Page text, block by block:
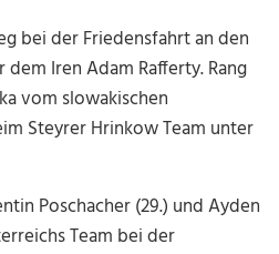
bei der Friedensfahrt an den
Iren Adam Rafferty. Rang
vom slowakischen
Steyrer Hrinkow Team unter
Poschacher (29.) und Ayden
Team bei der